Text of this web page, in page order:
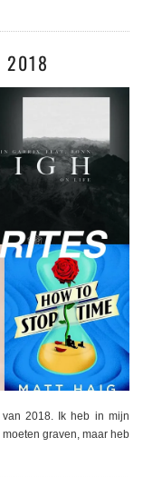
2018
van 2018. Ik heb in mijn
graven, maar heb